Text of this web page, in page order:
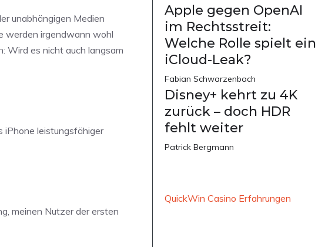
unabhängigen Medien
werden irgendwann wohl
Wird es nicht auch langsam
iPhone leistungsfähiger
meinen Nutzer der ersten
Apple gegen OpenAI
im Rechtsstreit:
Welche Rolle spielt ein
iCloud-Leak?
Fabian Schwarzenbach
Disney+ kehrt zu 4K
zurück – doch HDR
fehlt weiter
Patrick Bergmann
QuickWin Casino Erfahrungen